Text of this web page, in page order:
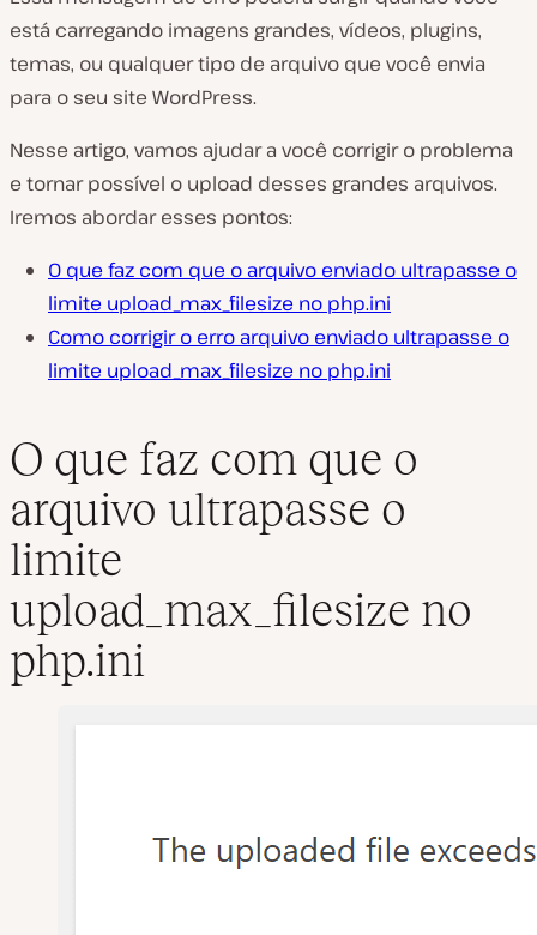
está carregando imagens grandes, vídeos, plugins,
temas, ou qualquer tipo de arquivo que você envia
para o seu site WordPress.
Nesse artigo, vamos ajudar a você corrigir o problema
e tornar possível o upload desses grandes arquivos.
Iremos abordar esses pontos:
O que faz com que o arquivo enviado ultrapasse o
limite upload_max_filesize no php.ini
Como corrigir o erro arquivo enviado ultrapasse o
limite upload_max_filesize no php.ini
O que faz com que o
arquivo ultrapasse o
limite
upload_max_filesize no
php.ini